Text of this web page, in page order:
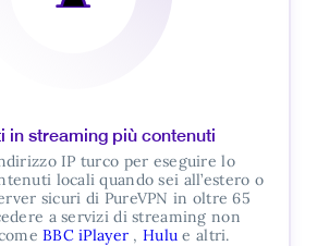
in streaming più contenuti
IP turco per eseguire lo
locali quando sei all’estero o
sicuri di PureVPN in oltre 65
a servizi di streaming non
BBC iPlayer ,Hulu e altri.